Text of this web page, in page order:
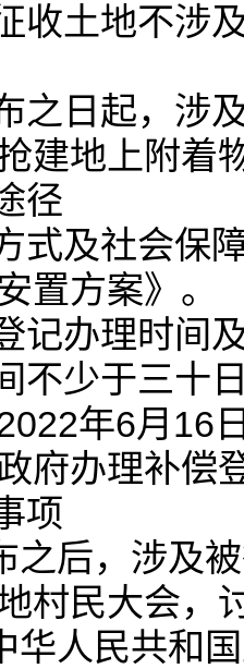
收土地不涉
之日起，涉
建地上附着
径
式及社会保
置方案》。
记办理时间
不少于三十
年6月16
府办理补偿
项
之后，涉及
村民大会，
华人民共和